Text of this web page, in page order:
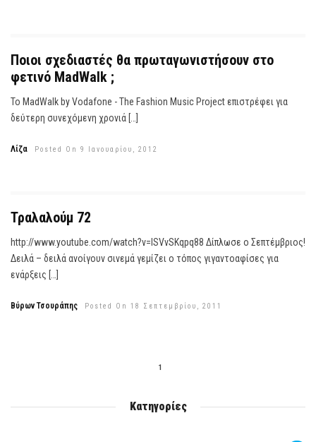
Ποιοι σχεδιαστές θα πρωταγωνιστήσουν στο
φετινό MadWalk ;
Το MadWalk by Vodafone - The Fashion Music Project επιστρέφει για
δεύτερη συνεχόμενη χρονιά […]
Λίζα Posted On 9 Ιανουαρίου, 2012
Τραλαλούμ 72
http://www.youtube.com/watch?v=lSVvSKqpq88 Δίπλωσε ο Σεπτέμβριος!
Δειλά – δειλά ανοίγουν σινεμά γεμίζει ο τόπος γιγαντοαφίσες για
ενάρξεις […]
Βύρων Τσουράπης Posted On 18 Σεπτεμβρίου, 2011
1
Κατηγορίες